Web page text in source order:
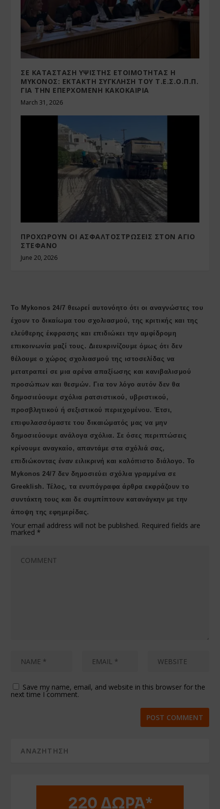
ΣΕ ΚΑΤΑΣΤΑΣΗ ΥΨΙΣΤΗΣ ΕΤΟΙΜΟΤΗΤΑΣ Η
ΜΥΚΟΝΟΣ: ΕΚΤΑΚΤΗ ΣΥΓΚΛΗΣΗ ΤΟΥ Τ.Ε.Σ.Ο.Π.Π.
ΓΙΑ ΤΗΝ ΕΠΕΡΧΟΜΕΝΗ ΚΑΚΟΚΑΙΡΙΑ
March 31, 2026
ΠΡΟΧΩΡΟΥΝ ΟΙ ΑΣΦΑΛΤΟΣΤΡΩΣΕΙΣ ΣΤΟΝ ΑΓΙΟ
ΣΤΕΦΑΝΟ
June 20, 2026
Το Mykonos 24/7 θεωρεί αυτονόητο ότι οι αναγνώστες του
έχουν το δικαίωμα του σχολιασμού, της κριτικής και της
ελεύθερης έκφρασης και επιδιώκει την αμφίδρομη
επικοινωνία μαζί τους. Διευκρινίζουμε όμως ότι δεν
θέλουμε ο χώρος σχολιασμού της ιστοσελίδας να
μετατραπεί σε μια αρένα απαξίωσης και κανιβαλισμού
προσώπων και θεσμών. Για τον λόγο αυτόν δεν θα
δημοσιεύουμε σχόλια ρατσιστικού, υβριστικού,
προσβλητικού ή σεξιστικού περιεχομένου. Έτσι,
επιφυλασσόμαστε του δικαιώματός μας να μην
δημοσιεύουμε ανάλογα σχόλια. Σε όσες περιπτώσεις
κρίνουμε αναγκαίο, απαντάμε στα σχόλιά σας,
επιδιώκοντας έναν ειλικρινή και καλόπιστο διάλογο. Το
Μykonos 24/7 δεν δημοσιεύει σχόλια γραμμένα σε
Greeklish. Τέλος, τα ενυπόγραφα άρθρα εκφράζουν το
συντάκτη τους και δε συμπίπτουν κατανάγκην με την
άποψη της εφημερίδας.
Your email address will not be published. Required fields are
marked *
Save my name, email, and website in this browser for the
next time I comment.